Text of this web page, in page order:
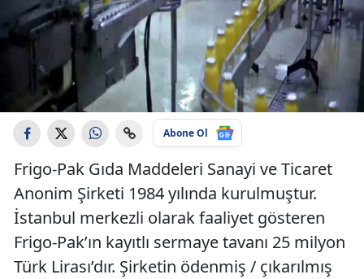
Abone Ol
Frigo-Pak Gıda Maddeleri Sanayi ve Ticaret
Anonim Şirketi 1984 yılında kurulmuştur.
İstanbul merkezli olarak faaliyet gösteren
Frigo-Pak’ın kayıtlı sermaye tavanı 25 milyon
Türk Lirası’dır. Şirketin ödenmiş / çıkarılmış